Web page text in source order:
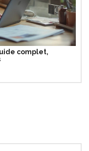
complet,